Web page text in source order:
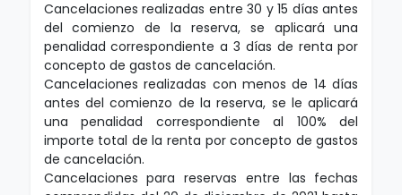
Cancelaciones realizadas entre 30 y 15 días antes
del comienzo de la reserva, se aplicará una
penalidad correspondiente a 3 días de renta por
concepto de gastos de cancelación.
Cancelaciones realizadas con menos de 14 días
antes del comienzo de la reserva, se le aplicará
una penalidad correspondiente al 100% del
importe total de la renta por concepto de gastos
de cancelación.
Cancelaciones para reservas entre las fechas